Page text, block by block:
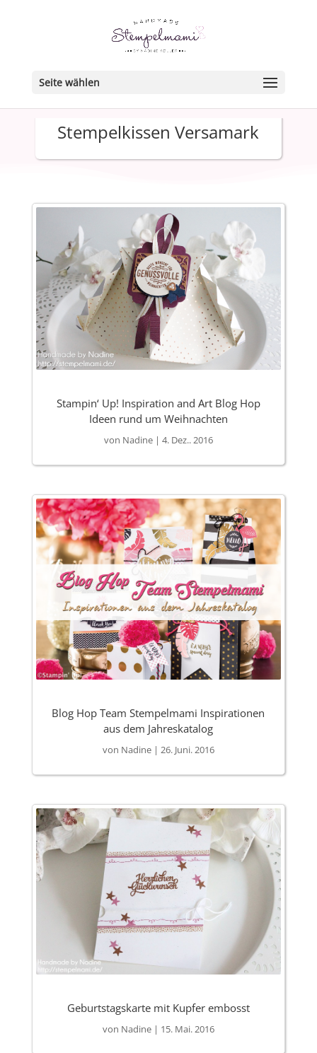
Seite wählen
Stempelkissen Versamark
Stampin‘ Up! Inspiration and Art Blog Hop
Ideen rund um Weihnachten
von Nadine| 4. Dez.. 2016
Blog Hop Team Stempelmami Inspirationen
aus dem Jahreskatalog
von Nadine| 26. Juni. 2016
Geburtstagskarte mit Kupfer embosst
von Nadine| 15. Mai. 2016